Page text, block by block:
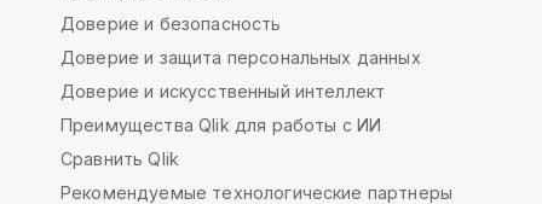
Доверие и безопасность
Доверие и защита персональных данных
Доверие и искусственный интеллект
Преимущества Qlik для работы с ИИ
Сравнить Qlik
Рекомендуемые технологические партнеры